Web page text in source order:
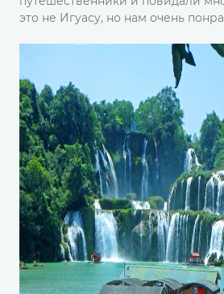
это не Игуасу, но нам очень